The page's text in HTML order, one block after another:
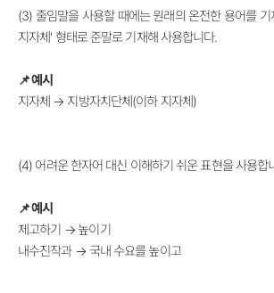
(3) 줄임말을 사용할 때에는 원래의 온전한 용어를
지자체' 형태로 준말로 기재해 사용합니다.
📌 예시
지자체 → 지방자치단체(이하 지자체)
(4) 어려운 한자어 대신 이해하기 쉬운 표현을 사용합
📌예시
제고하기 →높이기
내수진작과 → 국내 수요를 높이고